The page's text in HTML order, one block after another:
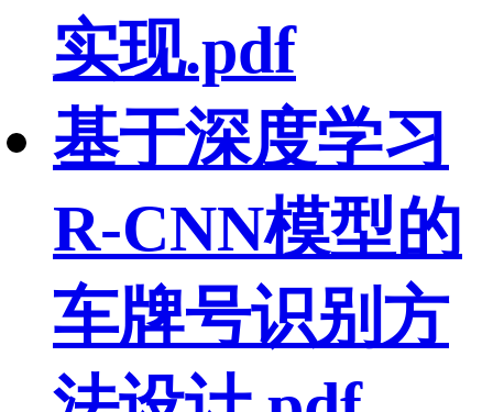
实现.pdf
基于深度学习
R-CNN模型的
车牌号识别方